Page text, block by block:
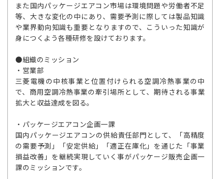
また国内パッケージエアコン市場は環境問題や労働者不足
等、大きな変化の中にあり、需要予測に際しては製品知識
や業界動向知識も重要となりますので、こういった知識が
身につくよう各種研修を設けております。
●組織のミッション
・営業部
三菱電機の中核事業と位置付けられる空調冷熱事業の中
で、商用空調冷熱事業の牽引場所として、期待される事業
拡大と収益達成を図る。
・パッケージエアコン企画一課
国内パッケージエアコンの供給責任部門として、「高精度
の需要予測」「安定供給」「適正在庫化」を通じた「事業
損益改善」を継続実現していく事がパッケージ販売企画一
課のミッションです。